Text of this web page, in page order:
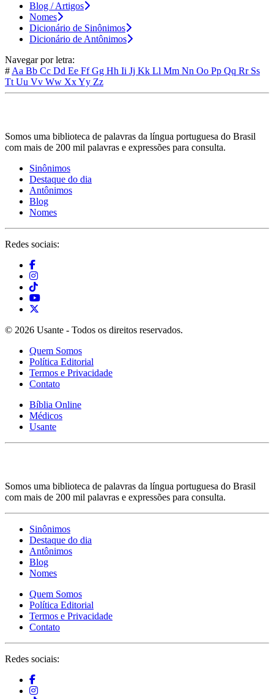
Blog / Artigos
Nomes
Dicionário de Sinônimos
Dicionário de Antônimos
Navegar por letra:
# Aa Bb Cc Dd Ee FfGg Hh Ii Jj Kk Ll Mm Nn Oo Pp Qq Rr Ss
Tt Uu Vv Ww XxYy Zz
Somos uma biblioteca de palavras da língua portuguesa do Brasil
com mais de 200 mil palavras e expressões para consulta.
Sinônimos
Destaque do dia
Antônimos
Blog
Nomes
Redes sociais:
© 2026 Usante - Todos os direitos reservados.
Quem Somos
Política Editorial
Termos e Privacidade
Contato
Bíblia Online
Médicos
Usante
Somos uma biblioteca de palavras da língua portuguesa do Brasil
com mais de 200 mil palavras e expressões para consulta.
Sinônimos
Destaque do dia
Antônimos
Blog
Nomes
Quem Somos
Política Editorial
Termos e Privacidade
Contato
Redes sociais: